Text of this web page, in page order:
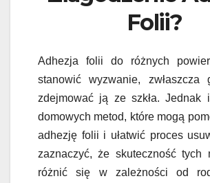
Folii?
Adhezja folii do różnych
stanowić wyzwanie, zwłaszcza
zdejmować ją ze szkła. Jednak
domowych metod, które mogą
adhezję folii i ułatwić proces
zaznaczyć, że skuteczność tych
różnić się w zależności od